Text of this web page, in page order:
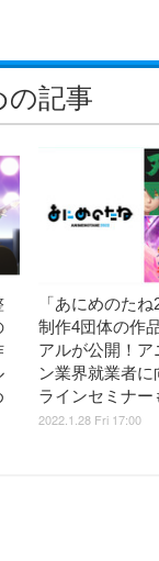
の記事
「あにめのた
制作4団体の作
アルが公開！ア
ン業界就業者に
ラインセミナー
2022.1.28 Fri 17:00